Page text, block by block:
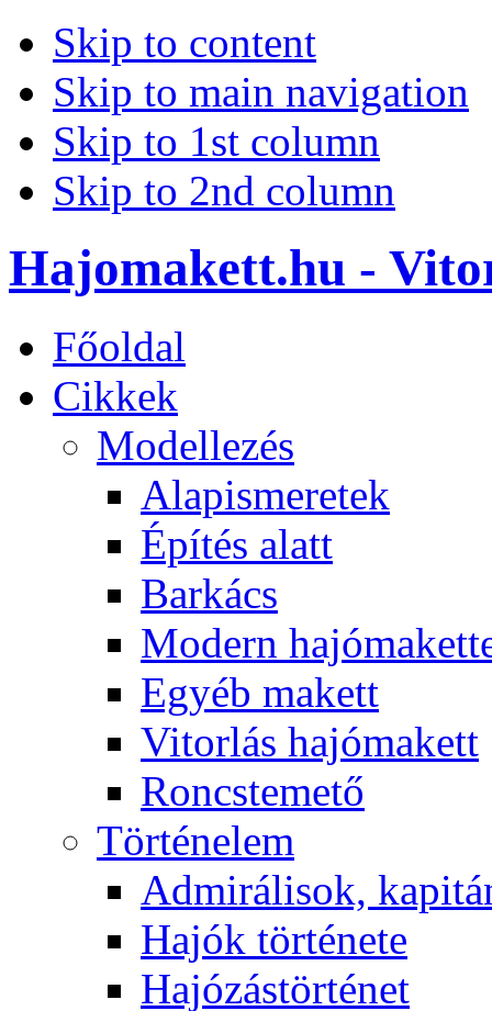
Skip to content
Skip to main navigation
Skip to 1st column
Skip to 2nd column
Hajomakett.hu -
Főoldal
Cikkek
Modellezés
Alapismeretek
Építés alatt
Barkács
Modern
Egyéb makett
Vitorlás hajómakett
Roncstemető
Történelem
Admirálisok,
Hajók története
Hajózástörténet